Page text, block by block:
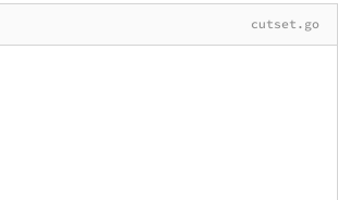
cutset.go